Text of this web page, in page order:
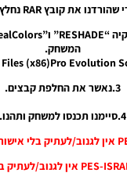
המשחק.
3.נאשר את החלפת קבצים.
4.סיימנו תכנסו למשחק ותהנו.